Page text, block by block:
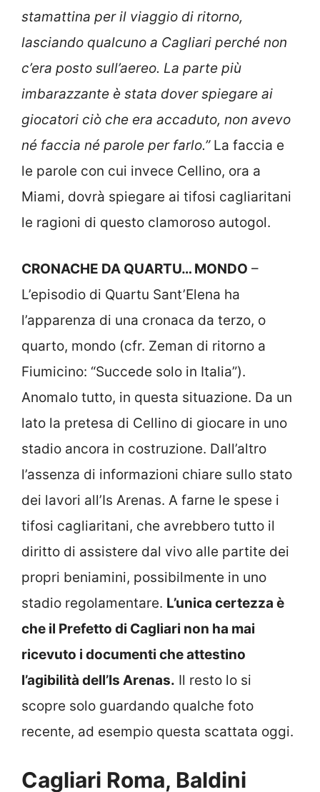
stamattina per il viaggio di ritorno,
lasciando qualcuno a Cagliari perché non
c’era posto sull’aereo. La parte più
imbarazzante è stata dover spiegare ai
giocatori ciò che era accaduto, non avevo
né faccia né parole per farlo.”La faccia e
le parole con cui invece Cellino, ora a
Miami, dovrà spiegare ai tifosi cagliaritani
le ragioni di questo clamoroso autogol.
CRONACHE DA QUARTU… MONDO –
L’episodio di Quartu Sant’Elena ha
l’apparenza di una cronaca da terzo, o
quarto, mondo (cfr. Zeman di ritorno a
Fiumicino: “Succede solo in Italia”).
Anomalo tutto, in questa situazione. Da un
lato la pretesa di Cellino di giocare in uno
stadio ancora in costruzione. Dall’altro
l’assenza di informazioni chiare sullo stato
dei lavori all’Is Arenas. A farne le spese i
tifosi cagliaritani, che avrebbero tutto il
diritto di assistere dal vivo alle partite dei
propri beniamini, possibilmente in uno
stadio regolamentare. L’unica certezza è
che il Prefetto di Cagliari non ha mai
ricevuto i documenti che attestino
l’agibilità dell’Is Arenas. Il resto lo si
scopre solo guardando qualche foto
recente, ad esempio questa scattata oggi.
Cagliari Roma, Baldini